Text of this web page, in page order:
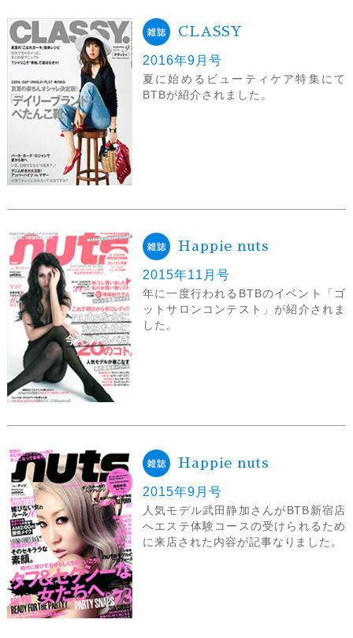
CLASSY
2016年9月号
夏に始めるビューティケア特集にて
BTBが紹介されました。
Happie nuts
2015年11月号
年に一度行われるBTBのイベント「ゴ
ットサロンコンテスト」が紹介されま
した。
Happie nuts
2015年9月号
人気モデル武田静加さんがBTB新宿店
へエステ体験コースの受けられるため
に来店された内容が記事なりました。